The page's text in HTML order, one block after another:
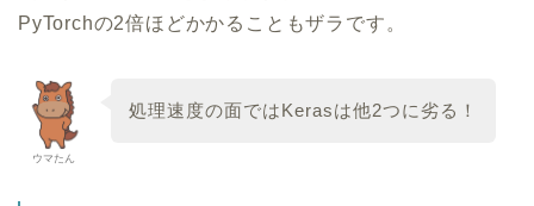
PyTorchの2倍ほどかかることもザラです。
ウマたん
処理速度の面ではKerasは他2つに劣る！